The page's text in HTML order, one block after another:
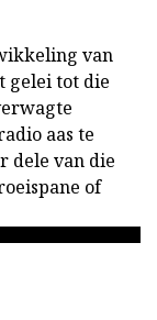
van
gelei tot die
aas te
dele van die
of